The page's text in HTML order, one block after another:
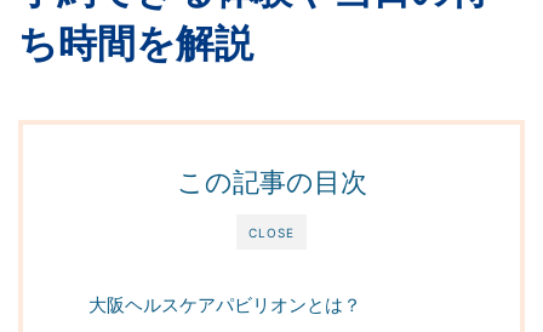
ち時間を解説
CLOSE
この記事の目次
大阪ヘルスケアパビリオンとは？